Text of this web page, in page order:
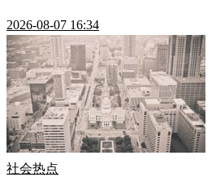
2026-08-07 16:34
社会热点